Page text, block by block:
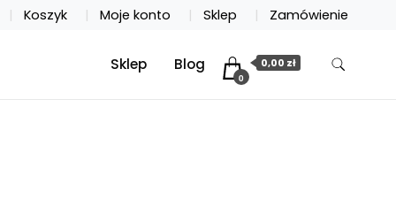
Koszyk Moje konto Sklep Zamówienie
Sklep Blog
0
0,00 zł